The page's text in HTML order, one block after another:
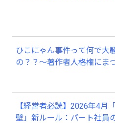
ひこにゃん事件って何で大
の？？～著作者人格権にま
【経営者必読】2026年4月
壁」新ルール：パート社員